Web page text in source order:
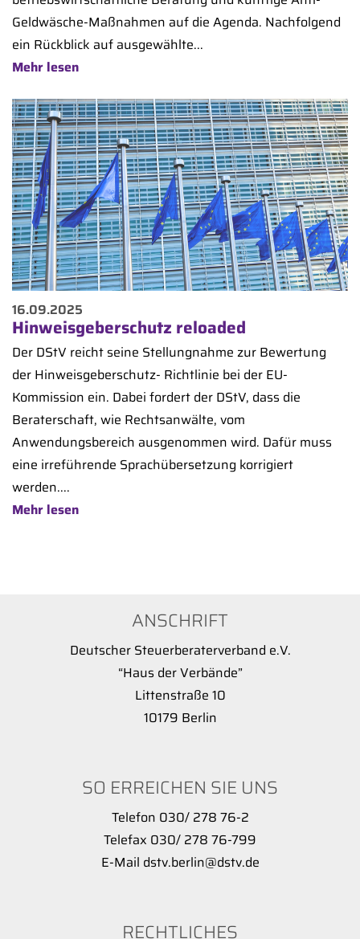
Geldwäsche-Maßnahmen auf die Agenda. Nachfolgend
ein Rückblick auf ausgewählte...
Mehr lesen
16.09.2025
Hinweisgeberschutz reloaded
Der DStV reicht seine Stellungnahme zur Bewertung
der Hinweisgeberschutz- Richtlinie bei der EU-
Kommission ein. Dabei fordert der DStV, dass die
Beraterschaft, wie Rechtsanwälte, vom
Anwendungsbereich ausgenommen wird. Dafür muss
eine irreführende Sprachübersetzung korrigiert
werden....
Mehr lesen
ANSCHRIFT
Deutscher Steuerberaterverband e.V.
“Haus der Verbände”
Littenstraße 10
10179 Berlin
SO ERREICHEN SIE UNS
Telefon 030/ 278 76-2
Telefax 030/ 278 76-799
E-Mail dstv.berlin@dstv.de
RECHTLICHES